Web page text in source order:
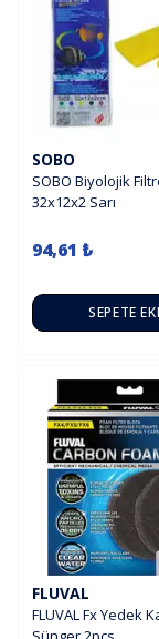
SOBO
SOBO Biyolojik
32x12x2 Sarı
94,61 ₺
SEPETE
FLUVAL
FLUVAL Fx Yedek